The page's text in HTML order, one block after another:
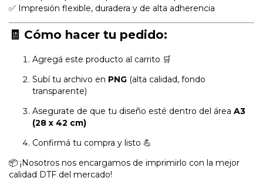
✅ Impresión flexible, duradera y de alta adherencia
🧾 Cómo hacer tu pedido:
Agregá este producto al carrito 🛒
Subí tu archivo en PNG (alta calidad, fondo
transparente)
Asegurate de que tu diseño esté dentro del área A3
(28 x 42 cm)
Confirmá tu compra y listo 💪
📦 ¡Nosotros nos encargamos de imprimirlo con la mejor
calidad DTF del mercado!